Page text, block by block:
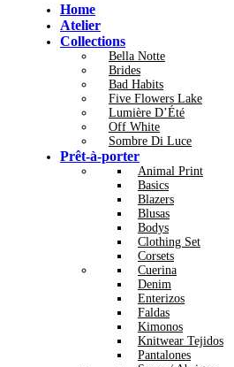
Home
Atelier
Collections
Bella Notte
Brides
Bad Habits
Five Flowers Lake
Lumière D’Été
Off White
Sombre Di Luce
Prêt-à-porter
Animal Print
Basics
Blazers
Blusas
Bodys
Clothing Set
Corsets
Cuerina
Denim
Enterizos
Faldas
Kimonos
Knitwear Tejidos
Pantalones